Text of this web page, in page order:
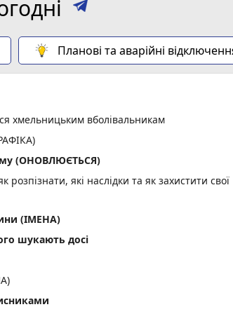
Планові та аварійні
хмельницьким вболівальникам
(ОНОВЛЮЄТЬСЯ)
які наслідки та як захистити свої
(ІМЕНА)
шукають досі